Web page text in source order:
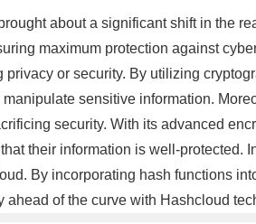
about a significant shift in the
maximum protection against
or security. By utilizing
sensitive information.
security. With its advanced
their information is well-protected.
By incorporating hash functions
of the curve with Hashcloud